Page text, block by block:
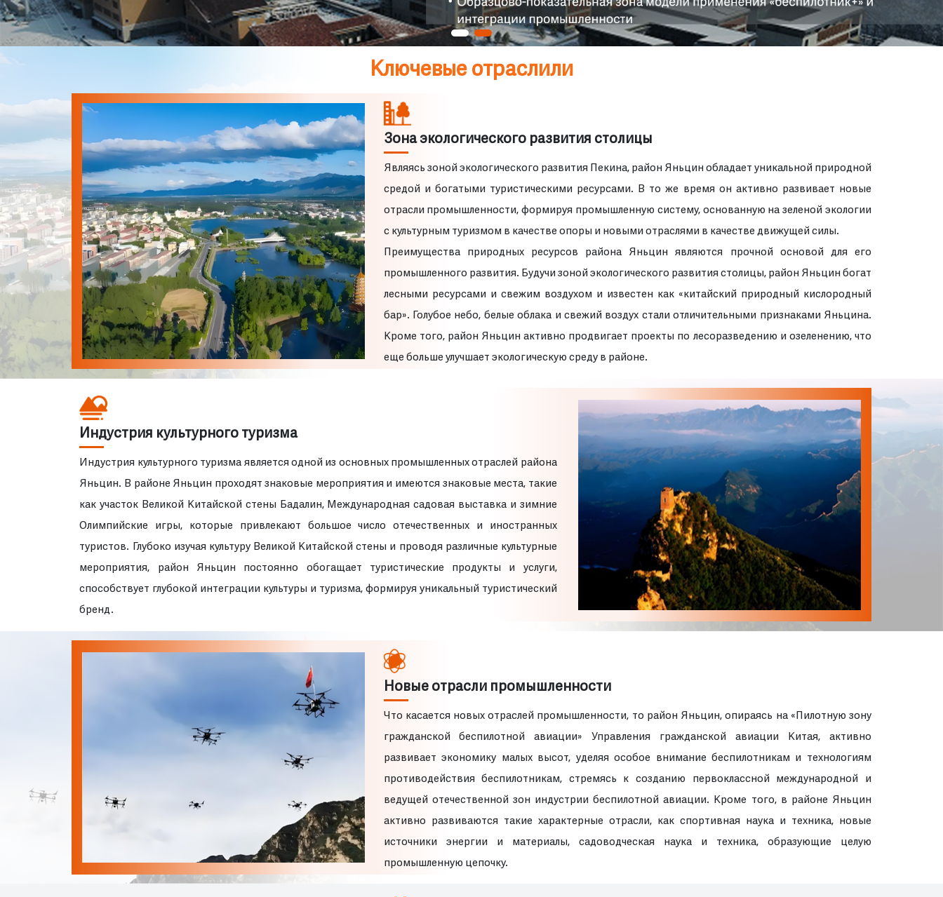
Ключевые отраслили
Зона экологического развития столицы
Являясь зоной экологического развития Пекина, район Яньцин обладает уникальной природной
средой и богатыми туристическими ресурсами. В то же время он активно развивает новые
отрасли промышленности, формируя промышленную систему, основанную на зеленой экологии
с культурным туризмом в качестве опоры и новыми отраслями в качестве движущей силы.
Преимущества природных ресурсов района Яньцин являются прочной основой для его
промышленного развития. Будучи зоной экологического развития столицы, район Яньцин богат
лесными ресурсами и свежим воздухом и известен как «китайский природный кислородный
бар». Голубое небо, белые облака и свежий воздух стали отличительными признаками Яньцина.
Кроме того, район Яньцин активно продвигает проекты по лесоразведению и озеленению, что
еще больше улучшает экологическую среду в районе.
Индустрия культурного туризма
Индустрия культурного туризма является одной из основных промышленных отраслей района
Яньцин. В районе Яньцин проходят знаковые мероприятия и имеются знаковые места, такие
как участок Великой Китайской стены Бадалин, Международная садовая выставка и зимние
Олимпийские игры, которые привлекают большое число отечественных и иностранных
туристов. Глубоко изучая культуру Великой Китайской стены и проводя различные культурные
мероприятия, район Яньцин постоянно обогащает туристические продукты и услуги,
способствует глубокой интеграции культуры и туризма, формируя уникальный туристический
бренд.
Новые отрасли промышленности
Что касается новых отраслей промышленности, то район Яньцин, опираясь на «Пилотную зону
гражданской беспилотной авиации» Управления гражданской авиации Китая, активно
развивает экономику малых высот, уделяя особое внимание беспилотникам и технологиям
противодействия беспилотникам, стремясь к созданию первоклассной международной и
ведущей отечественной зон индустрии беспилотной авиации. Кроме того, в районе Яньцин
активно развиваются такие характерные отрасли, как спортивная наука и техника, новые
источники энергии и материалы, садоводческая наука и техника, образующие целую
промышленную цепочку.